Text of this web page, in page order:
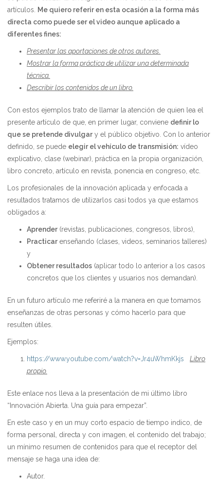
artículos.
Me quiero referir en esta ocasión a la forma más
directa como puede ser el video aunque aplicado a
diferentes fines:
Presentar las aportaciones de otros autores.
Mostrar la forma práctica de utilizar una determinada
técnica.
Describir los contenidos de un libro.
Con estos ejemplos trato de llamar la atención de quien lea el
presente artículo de que, en primer lugar, conviene definir lo
que se pretende divulgary el público objetivo. Con lo anterior
definido, se puede elegir el vehículo de transmisión: vídeo
explicativo, clase (webinar), práctica en la propia organización,
libro concreto, artículo en revista, ponencia en congreso, etc.
Los profesionales de la innovación aplicada y enfocada a
resultados tratamos de utilizarlos casi todos ya que estamos
obligados a:
Aprender(revistas, publicaciones, congresos, libros),
Practicarenseñando (clases, videos, seminarios talleres)
y
Obtener resultados (aplicar todo lo anterior a los casos
concretos que los clientes y usuarios nos demandan).
En un futuro artículo me referiré a la manera en que tomamos
enseñanzas de otras personas y cómo hacerlo para que
resulten útiles.
Ejemplos:
https://www.youtube.com/watch?v=Jr4uWhmKkjs
Libro
propio.
Este enlace nos lleva a la presentación de mi último libro
“Innovación Abierta. Una guía para empezar”.
En este caso y en un muy corto espacio de tiempo indico, de
forma personal, directa y con imagen, el contenido del trabajo;
un mínimo resumen de contenidos para que el receptor del
mensaje se haga una idea de:
Autor.